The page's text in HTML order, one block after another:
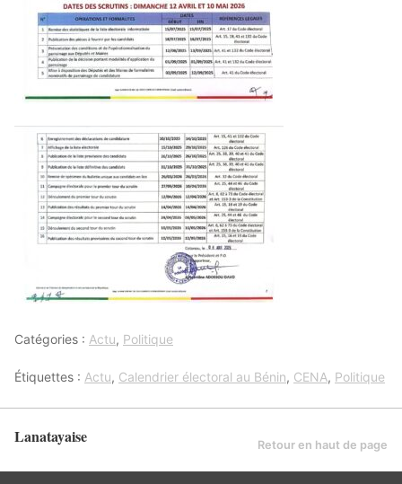
Catégories : Actu, Politique
Étiquettes : Actu, Calendrier électoral au Bénin, CENA, Politique
Lanatayaise Retour en haut de page